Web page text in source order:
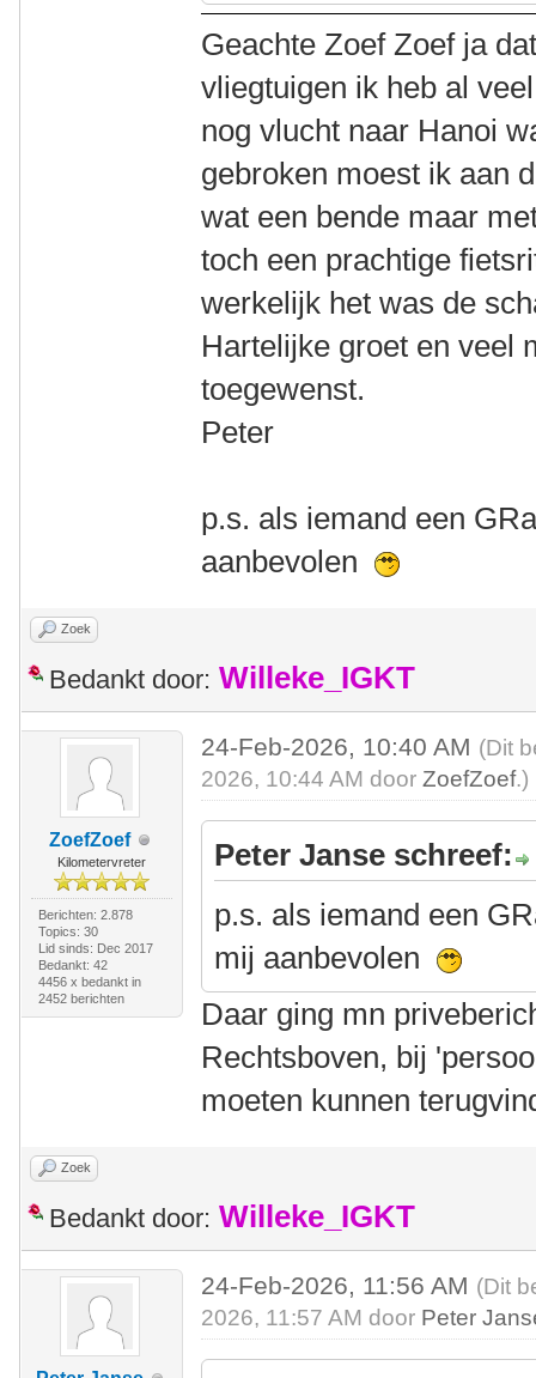
Geachte Zoef Zoef ja
vliegtuigen ik heb al
nog vlucht naar Hanoi
gebroken moest ik aan
wat een bende maar
toch een prachtige
werkelijk het was de
Hartelijke groet en veel
toegewenst.
Peter
p.s. als iemand een
aanbevolen
Zoek
Bedankt door: Willeke_IGKT
ZoefZoef
Kilometervreter
Berichten: 2.878
Topics: 30
Lid sinds: Dec 2017
Bedankt: 42
4456 x bedankt in
2452 berichten
24-Feb-2026, 10:40 AM (Dit
2026, 10:44 AM doorZoefZoef.)
Peter Janse schreef:
p.s. als iemand een
mij aanbevolen
Daar ging mn
Rechtsboven, bij
moeten kunnen
Zoek
Bedankt door: Willeke_IGKT
24-Feb-2026, 11:56 AM (Dit
2026, 11:57 AM door Peter